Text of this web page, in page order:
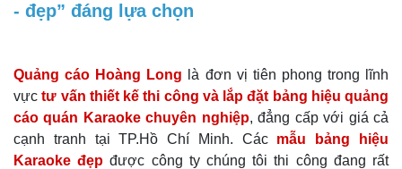
- đẹp” đáng lựa chọn
Quảng cáo Hoàng Long là đơn vị tiên phong trong lĩnh
vựctư vấn thiết kế thi công và lắp đặt bảng hiệu quảng
cáo quán Karaoke chuyên nghiệp, đẳng cấp với giá cả
cạnh tranh tại TP.Hồ Chí Minh. Các mẫu bảng hiệu
Karaoke đẹp được công ty chúng tôi thi công đang rất